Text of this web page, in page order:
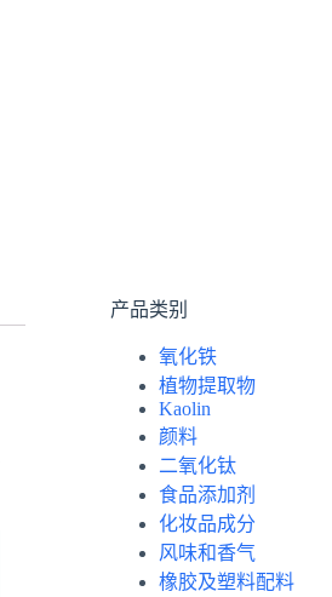
产品类别
氧化铁
植物提取物
Kaolin
颜料
二氧化钛
食品添加剂
化妆品成分
风味和香气
橡胶及塑料配料